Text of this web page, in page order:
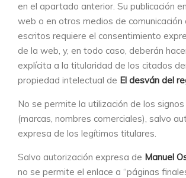
en el apartado anterior. Su publicación
web o en otros medios de comunicación
escritos requiere el consentimiento
de la web, y, en todo caso, deberán
explícita a la titularidad de los citados
propiedad intelectual de El desván del
No se permite la utilización de los
(marcas, nombres comerciales), salvo
expresa de los legítimos titulares.
Salvo autorización expresa de Manuel
no se permite el enlace a “páginas